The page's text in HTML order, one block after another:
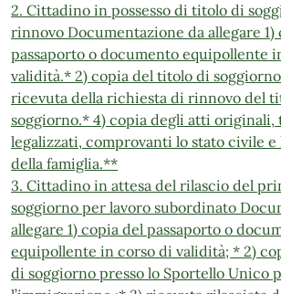
2. Cittadino in possesso di titolo di
rinnovo Documentazione da allegare 1)
passaporto o documento equipollente
validità.* 2) copia del titolo di
ricevuta della richiesta di rinnovo del
soggiorno.* 4) copia degli atti originali,
legalizzati, comprovanti lo stato civile e
della famiglia.**
3. Cittadino in attesa del rilascio del
soggiorno per lavoro subordinato
allegare 1) copia del passaporto o
equipollente in corso di validità; * 2)
di soggiorno presso lo Sportello Unico